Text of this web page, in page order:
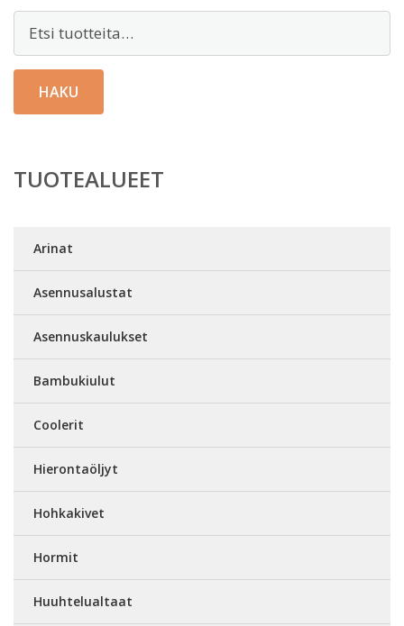
Etsi:
HAKU
TUOTEALUEET
Arinat
Asennusalustat
Asennuskaulukset
Bambukiulut
Coolerit
Hierontaöljyt
Hohkakivet
Hormit
Huuhtelualtaat